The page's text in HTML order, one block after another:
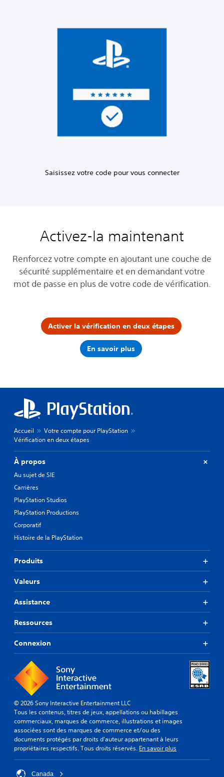
Saisissez votre code pour vous connecter
Activez-la maintenant
Renforcez votre compte en ajoutant une couche de
sécurité supplémentaire et en demandant votre
mot de passe en plus de votre code de vérification.
Activer la vérification en deux étapes
En savoir plus
Accueil
Votre compte pour PlayStation
Vérification en deux étapes
À propos
Au sujet de SIE
Carrières
PlayStation Studios
PlayStation Productions
Corporatif
Histoire de la PlayStation
Produits
Valeurs
Assistance
Ressources
Connexion
© 2026 Sony Interactive Entertainment LLC
Tous les contenus, titres de jeux, appellations ou habillages
commerciaux, marques de commerce, illustrations et images
associées sont des marques de commerce et/ou des
documents protégés par droits d'auteur appartenant à leurs
propriétaires respectifs. Tous droits réservés. En savoir plus
Canada